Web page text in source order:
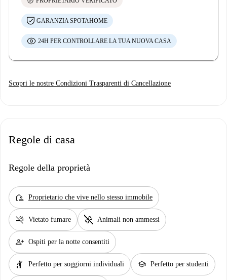
GARANZIA SPOTAHOME
24H PER CONTROLLARE LA TUA NUOVA CASA
Scopri le nostre Condizioni Trasparenti di Cancellazione
Regole di casa
Regole della proprietà
location_away Proprietario che vive nello stesso immobile
smoke_free Vietato fumare pet_supplies Animali non ammessi
person_add Ospiti per la notte consentiti
hail Perfetto per soggiorni individuali school Perfetto per studenti